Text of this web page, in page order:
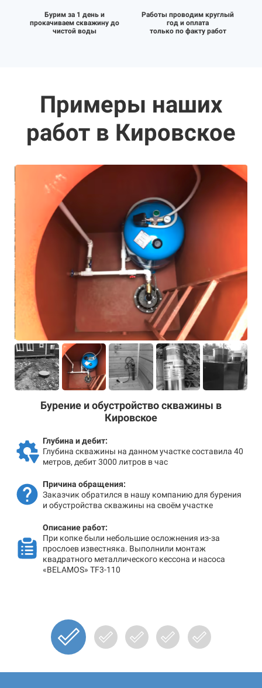
Бурим за 1 день и
прокачиваем скважину до
чистой воды
Работы проводим круглый
год и оплата
только по факту работ
Примеры наших
работ в Кировское
Бурение и обустройство скважины в
Кировское
Глубина и дебит:
Глубина скважины на данном участке составила 40
метров, дебит 3000 литров в час
Причина обращения:
Заказчик обратился в нашу компанию для бурения
и обустройства скважины на своём участке
Описание работ:
При копке были небольшие осложнения из-за
прослоев известняка. Выполнили монтаж
квадратного металлического кессона и насоса
«BELAMOS» TF3-110